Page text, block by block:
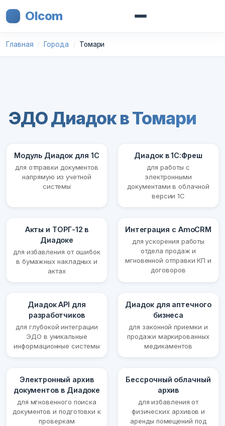
Olcom
Главная Города Томари
ЭДО Диадок в Томари
Модуль Диадок для 1С
для отправки документов
напрямую из учетной
системы
Диадок в 1С:Фреш
для работы с
электронными
документами в облачной
версии 1С
Акты и ТОРГ-12 в
Диадоке
для избавления от ошибок
в бумажных накладных и
актах
Интеграция с AmoCRM
для ускорения работы
отдела продаж и
мгновенной отправки КП и
договоров
Диадок API для
разработчиков
для глубокой интеграции
ЭДО в уникальные
информационные системы
Диадок для аптечного
бизнеса
для законной приемки и
продажи маркированных
медикаментов
Электронный архив
документов в Диадоке
для мгновенного поиска
документов и подготовки к
проверкам
Бессрочный облачный
архив
для избавления от
физических архивов и
аренды помещений под